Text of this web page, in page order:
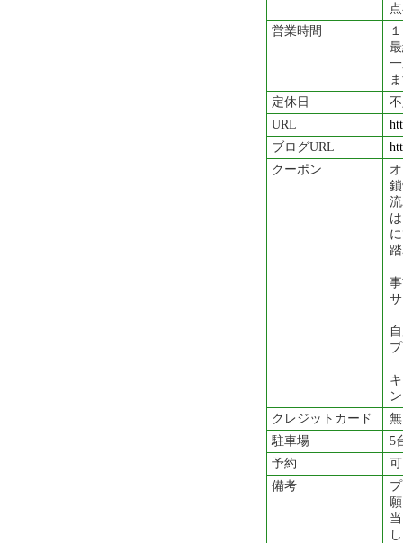
営業時間
定休日
URL
ブログURL
クーポン
プ
クレジットカード
駐車場
5
予約
可
備考